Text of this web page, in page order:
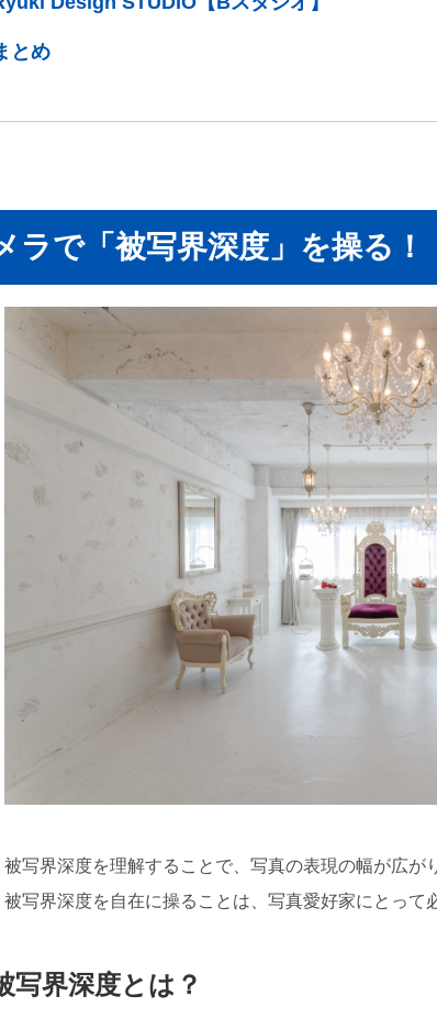
とめ
ラで「被写界深度」を操る！
被写界深度を理解することで、写真の表現の幅が広が
被写界深度を自在に操ることは、写真愛好家にとって
写界深度とは？